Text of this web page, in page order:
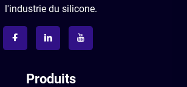
l'industrie du silicone.
Produits